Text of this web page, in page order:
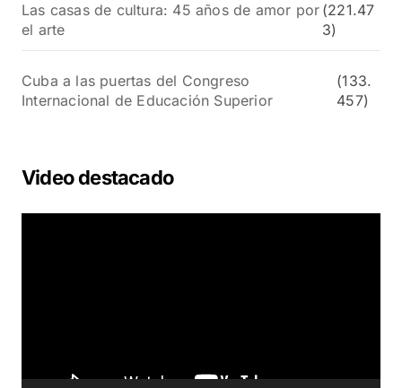
Las casas de cultura: 45 años de amor por
el arte
(221.47
3)
Cuba a las puertas del Congreso
Internacional de Educación Superior
(133.
457)
Video destacado
t